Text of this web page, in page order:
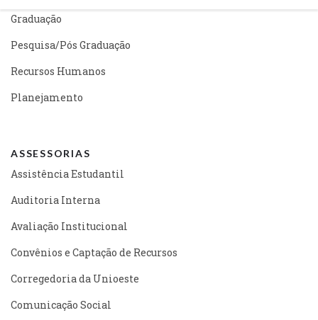
Graduação
Pesquisa/Pós Graduação
Recursos Humanos
Planejamento
ASSESSORIAS
Assistência Estudantil
Auditoria Interna
Avaliação Institucional
Convênios e Captação de Recursos
Corregedoria da Unioeste
Comunicação Social